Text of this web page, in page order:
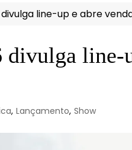
line-up e abre
line-
, Lançamento, Show